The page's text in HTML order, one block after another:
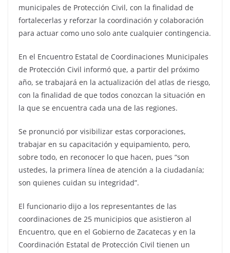
municipales de Protección Civil, con la finalidad de
fortalecerlas y reforzar la coordinación y colaboración
para actuar como uno solo ante cualquier contingencia.
En el Encuentro Estatal de Coordinaciones Municipales
de Protección Civil informó que, a partir del próximo
año, se trabajará en la actualización del atlas de riesgo,
con la finalidad de que todos conozcan la situación en
la que se encuentra cada una de las regiones.
Se pronunció por visibilizar estas corporaciones,
trabajar en su capacitación y equipamiento, pero,
sobre todo, en reconocer lo que hacen, pues “son
ustedes, la primera línea de atención a la ciudadanía;
son quienes cuidan su integridad”.
El funcionario dijo a los representantes de las
coordinaciones de 25 municipios que asistieron al
Encuentro, que en el Gobierno de Zacatecas y en la
Coordinación Estatal de Protección Civil tienen un